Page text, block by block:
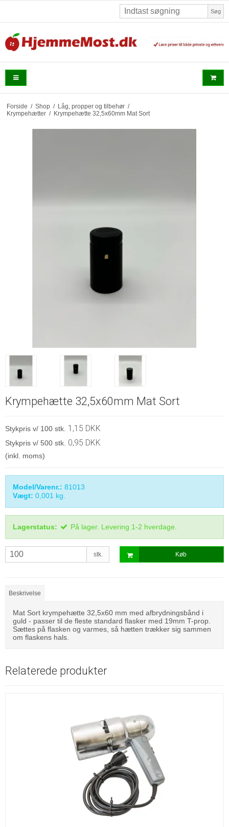
Søg
Forside / Shop / Låg, propper og tilbehør /
Krympehætter / Krympehætte 32,5x60mm Mat Sort
Krympehætte 32,5x60mm Mat Sort
Stykpris v/ 100 stk. 1,15 DKK
Stykpris v/ 500 stk. 0,95 DKK
(inkl. moms)
Model/Varenr.: 81013
Vægt: 0,001 kg.
Lagerstatus: På lager. Levering 1-2 hverdage.
stk. Køb
Beskrivelse
Mat Sort krympehætte 32,5x60 mm med afbrydningsbånd i
guld - passer til de fleste standard flasker med 19mm T-prop.
Sættes på flasken og varmes, så hætten trækker sig sammen
om flaskens hals.
Relaterede produkter